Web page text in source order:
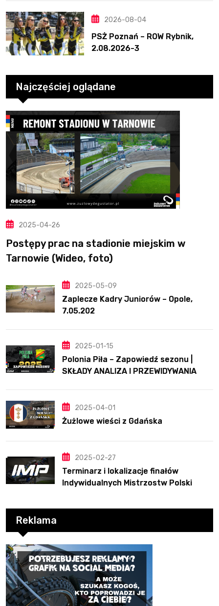
2026-08-04
PSŻ Poznań – ROW Rybnik,
2.08.2026-3
Najczęściej oglądane
2025-04-26
Postępy prac na stadionie miejskim w
Tarnowie (Wideo, foto)
2025-05-09
Zaplecze Kadry Juniorów – Opole,
7.05.202
2025-01-15
Polonia Piła – Zapowiedź sezonu |
SKŁADY ANALIZA I PRZEWIDYWANIA
2025-04-01
Żużlowe wieści z Gdańska
2025-02-27
Terminarz i lokalizacje finałów
Indywidualnych Mistrzostw Polski
Reklama